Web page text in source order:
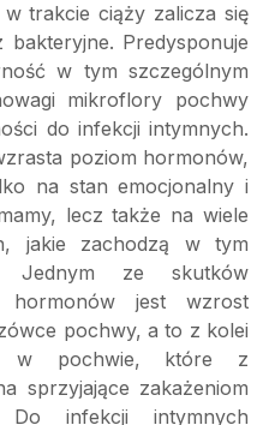
trakcie ciąży zalicza się
Predysponuje
w tym szczególnym
mikroflory pochwy
do infekcji intymnych.
poziom hormonów,
na stan emocjonalny i
lecz także na wiele
jakie zachodzą w tym
Jednym ze skutków
hormonów jest wzrost
pochwy, a to z kolei
w pochwie, które z
sprzyjające zakażeniom
Do infekcji intymnych